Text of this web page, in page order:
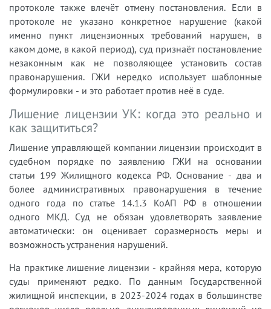
протоколе также влечёт отмену постановления. Если в
протоколе не указано конкретное нарушение (какой
именно пункт лицензионных требований нарушен, в
каком доме, в какой период), суд признаёт постановление
незаконным как не позволяющее установить состав
правонарушения. ГЖИ нередко использует шаблонные
формулировки - и это работает против неё в суде.
Лишение лицензии УК: когда это реально и
как защититься?
Лишение управляющей компании лицензии происходит в
судебном порядке по заявлению ГЖИ на основании
статьи 199 Жилищного кодекса РФ. Основание - два и
более административных правонарушения в течение
одного года по статье 14.1.3 КоАП РФ в отношении
одного МКД. Суд не обязан удовлетворять заявление
автоматически: он оценивает соразмерность меры и
возможность устранения нарушений.
На практике лишение лицензии - крайняя мера, которую
суды применяют редко. По данным Государственной
жилищной инспекции, в 2023-2024 годах в большинстве